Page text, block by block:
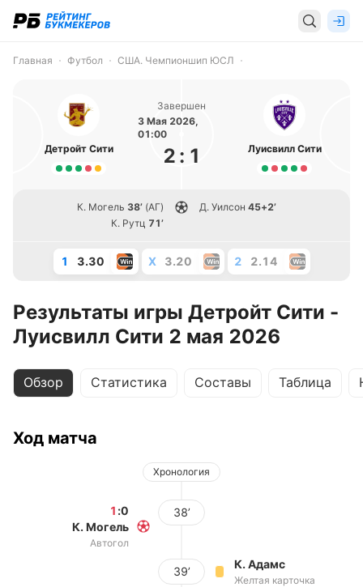
Главная Футбол США. Чемпионшип ЮСЛ
Детройт Сити
Завершен
3 Мая 2026,
01:00
2 : 1 Луисвилл Сити
К. Могель 38’ (АГ)
К. Рутц 71’
Д. Уилсон 45+2’
1 3.30 X 3.20 2 2.14
Результаты игры Детройт Сити -
Луисвилл Сити 2 мая 2026
Обзор Статистика Составы Таблица
Ход матча
Хронология
1 :0
К. Могель
Автогол
38’
39’
К. Адамс
Желтая карточка